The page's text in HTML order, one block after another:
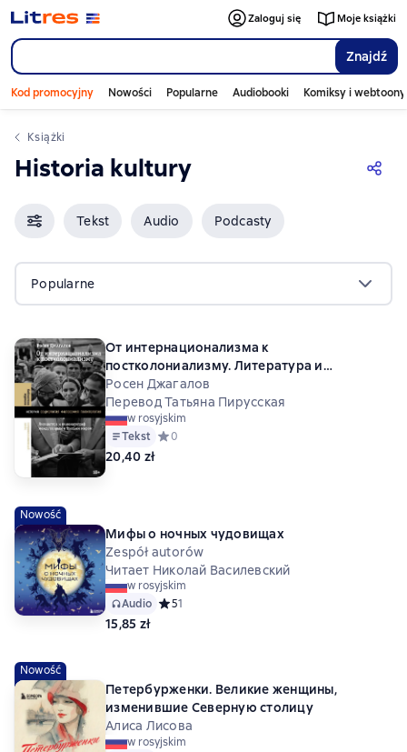
Znajdź
Zaloguj się Moje książki
Kod promocyjny Nowości Popularne Audiobooki Komiksy i webtoony
Książki
Historia kultury
Tekst Audio Podcasty
Popularne
От интернационализма к
постколониализму. Литература и
кинематограф между вторым и третьим
миром
Росен Джагалов
Перевод Татьяна Пирусская
w rosyjskim
Tekst Средний рейтинг 0 на основе 0 оценок
0
20,40 zł
Nowość
Мифы о ночных чудовищах
Zespół autorów
Читает Николай Василевский
w rosyjskim
Audio Средний рейтинг 5 на основе 1 оценок
51
15,85 zł
Nowość
Петербурженки. Великие женщины,
изменившие Северную столицу
Алиса Лисова
w rosyjskim